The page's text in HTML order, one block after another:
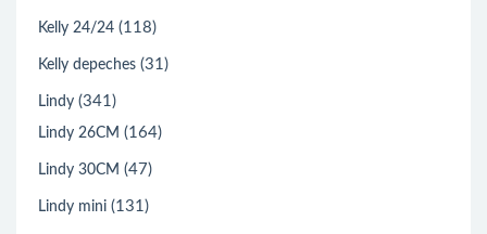
Kelly 24/24 (118)
Kelly depeches (31)
Lindy (341)
Lindy 26CM (164)
Lindy 30CM (47)
Lindy mini (131)